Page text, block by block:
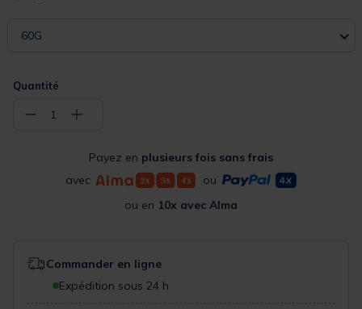
60G
Quantité
− 1 +
Payez en plusieurs fois sans frais
avec
ou
ou en 10x avec Alma
Commander en ligne
Expédition sous 24 h